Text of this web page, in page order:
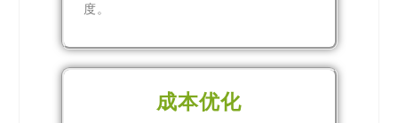
度。
成本优化